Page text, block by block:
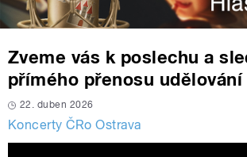
Zveme vás k poslechu a
přímého přenosu
22. duben 2026
Koncerty ČRo Ostrava